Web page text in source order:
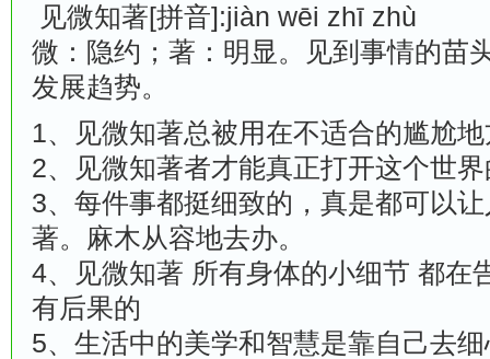
见微知著[拼音]:jiàn wēi zhī zhù
微：隐约；著：明显。见到事情的苗
发展趋势。
1、见微知著总被用在不适合的尴尬
2、见微知著者才能真正打开这个世
3、每件事都挺细致的，真是都可以
著。麻木从容地去办。
4、见微知著 所有身体的小细节 都在
有后果的
5、生活中的美学和智慧是靠自己去